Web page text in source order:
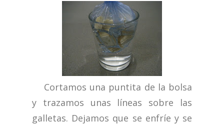
Cortamos una puntita de la bolsa
y trazamos unas líneas sobre las
galletas. Dejamos que se enfríe y se